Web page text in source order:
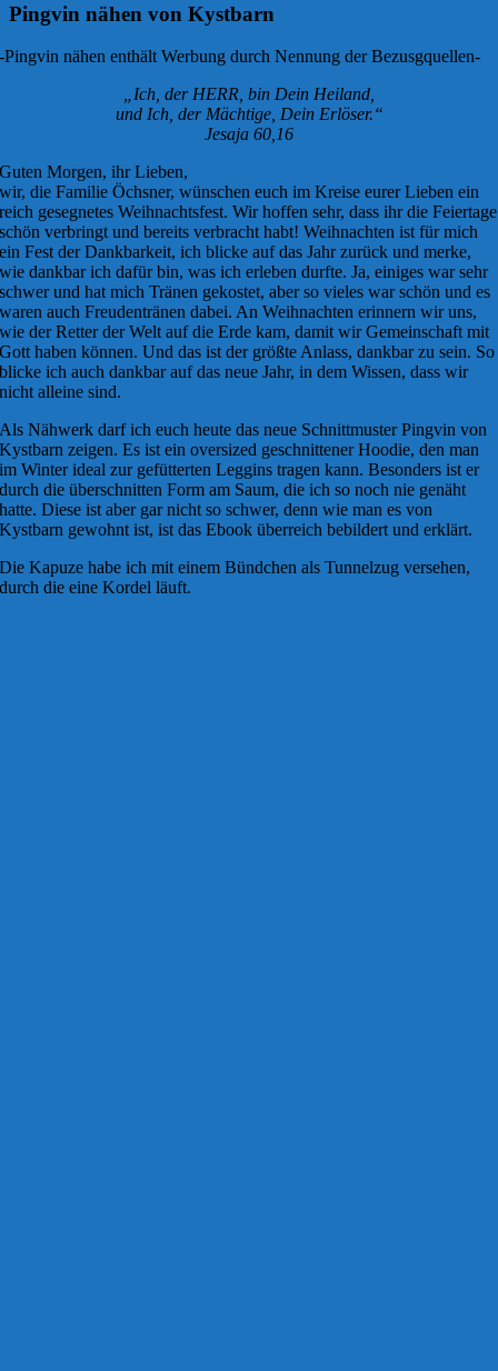
Pingvin nähen von Kystbarn
-Pingvin nähen enthält Werbung durch Nennung der Bezusgquellen-
„Ich, der HERR, bin Dein Heiland,
und Ich, der Mächtige, Dein Erlöser.“
Jesaja 60,16
Guten Morgen, ihr Lieben,
wir, die Familie Öchsner, wünschen euch im Kreise eurer Lieben ein
reich gesegnetes Weihnachtsfest. Wir hoffen sehr, dass ihr die Feiertage
schön verbringt und bereits verbracht habt! Weihnachten ist für mich
ein Fest der Dankbarkeit, ich blicke auf das Jahr zurück und merke,
wie dankbar ich dafür bin, was ich erleben durfte. Ja, einiges war sehr
schwer und hat mich Tränen gekostet, aber so vieles war schön und es
waren auch Freudentränen dabei. An Weihnachten erinnern wir uns,
wie der Retter der Welt auf die Erde kam, damit wir Gemeinschaft mit
Gott haben können. Und das ist der größte Anlass, dankbar zu sein. So
blicke ich auch dankbar auf das neue Jahr, in dem Wissen, dass wir
nicht alleine sind.
Als Nähwerk darf ich euch heute das neue Schnittmuster Pingvin von
Kystbarn zeigen. Es ist ein oversized geschnittener Hoodie, den man
im Winter ideal zur gefütterten Leggins tragen kann. Besonders ist er
durch die überschnitten Form am Saum, die ich so noch nie genäht
hatte. Diese ist aber gar nicht so schwer, denn wie man es von
Kystbarn gewohnt ist, ist das Ebook überreich bebildert und erklärt.
Die Kapuze habe ich mit einem Bündchen als Tunnelzug versehen,
durch die eine Kordel läuft.